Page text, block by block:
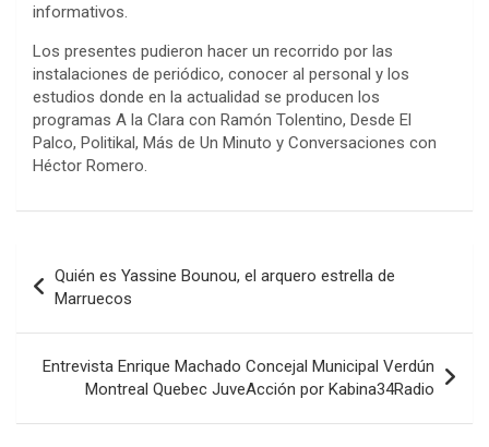
informativos.
Los presentes pudieron hacer un recorrido por las
instalaciones de periódico, conocer al personal y los
estudios donde en la actualidad se producen los
programas A la Clara con Ramón Tolentino, Desde El
Palco, Politikal, Más de Un Minuto y Conversaciones con
Héctor Romero.
de
entradas
Quién es Yassine Bounou, el arquero estrella de
Marruecos
Entrevista Enrique Machado Concejal Municipal Verdún
Montreal Quebec JuveAcción por Kabina34Radio